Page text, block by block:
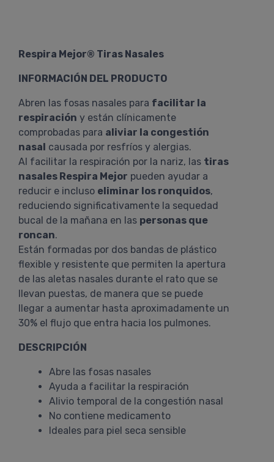
Respira Mejor® Tiras Nasales
INFORMACIÓN DEL PRODUCTO
Abren las fosas nasales para facilitar la
respiración y están clínicamente
comprobadas para aliviar la congestión
nasal causada por resfríos y alergias.
Al facilitar la respiración por la nariz, las tiras
nasales Respira Mejor pueden ayudar a
reducir e incluso eliminar los ronquidos,
reduciendo significativamente la sequedad
bucal de la mañana en las personas que
roncan.
Están formadas por dos bandas de plástico
flexible y resistente que permiten la apertura
de las aletas nasales durante el rato que se
llevan puestas, de manera que se puede
llegar a aumentar hasta aproximadamente un
30% el flujo que entra hacia los pulmones.
DESCRIPCIÓN
Abre las fosas nasales
Ayuda a facilitar la respiración
Alivio temporal de la congestión nasal
No contiene medicamento
Ideales para piel seca sensible